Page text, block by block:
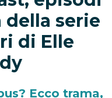
della serie
di Elle
Ecco trama,